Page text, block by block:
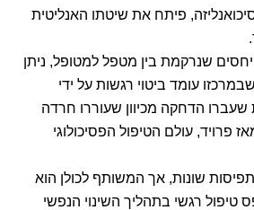
פיתח את שיטתו האנליטית
שנרקמת בין מטפל למטופל, ניתן
עומד ביטוי רגשות על ידי
הדחקה מכיוון שעוררו חרדה
פרויד, עולם הטיפול הפסיכולוגי
שונות, אך המשותף לכולן הוא
טיפול רגשי בתהליך השינוי הנפשי